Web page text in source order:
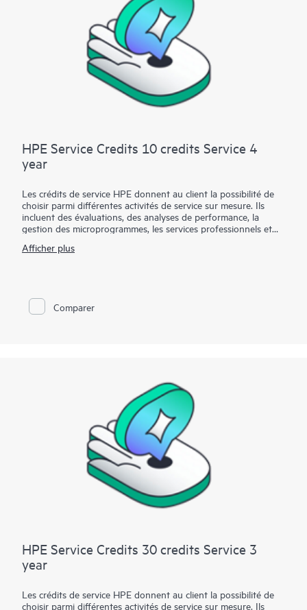
HPE Service Credits 10 credits Service 4
year
Les crédits de service HPE donnent au client la possibilité de
choisir parmi différentes activités de service sur mesure. Ils
incluent des évaluations, des analyses de performance, la
gestion des microprogrammes, les services professionnels et
services fournis dans le cadre de la garantie active ou pour
l'information, dont l'IT en interne traditionnelle, le Big Data, les
infrastructures convergées, et les infrastructures cloud
Afficher plus
Comparer
HPE Service Credits 30 credits Service 3
year
Les crédits de service HPE donnent au client la possibilité de
choisir parmi différentes activités de service sur mesure. Ils